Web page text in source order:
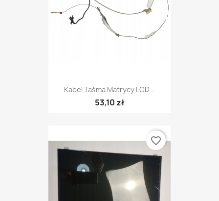
Kabel Taśma Matrycy LCD...
53,10 zł
favorite_border